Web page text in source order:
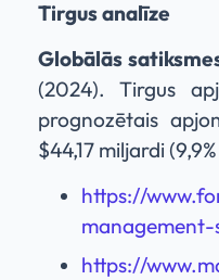
Tirgus analīze
Globālās
(2024). Tirgus
prognozētais
$44,17 miljardi
https://
https://